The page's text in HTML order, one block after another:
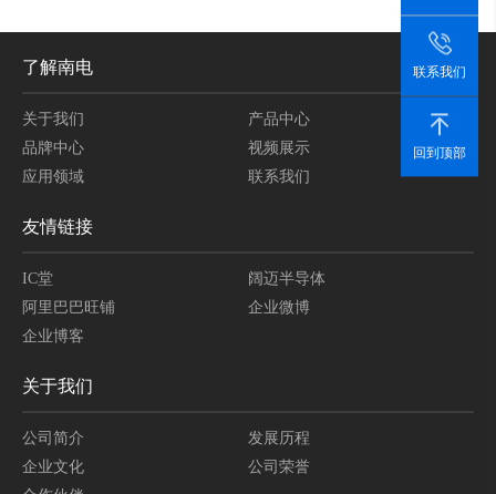
了解南电
关于我们
产品中心
品牌中心
视频展示
应用领域
联系我们
友情链接
IC堂
阔迈半导体
阿里巴巴旺铺
企业微博
企业博客
关于我们
公司简介
发展历程
企业文化
公司荣誉
联系我们
回到顶部